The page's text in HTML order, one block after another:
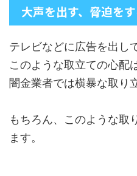
大声を出す、脅迫を
テレビなどに広告を出し
このような取立ての心配
闇金業者では横暴な取り
もちろん、このような取
ます。